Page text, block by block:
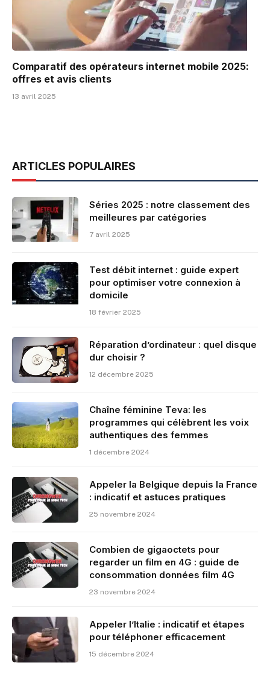
Comparatif des opérateurs internet mobile 2025:
offres et avis clients
13 avril 2025
ARTICLES POPULAIRES
Séries 2025 : notre classement des
meilleures par catégories
7 avril 2025
Test débit internet : guide expert
pour optimiser votre connexion à
domicile
18 février 2025
Réparation d’ordinateur : quel disque
dur choisir ?
12 décembre 2025
Chaîne féminine Teva: les
programmes qui célèbrent les voix
authentiques des femmes
1 décembre 2024
Appeler la Belgique depuis la France
: indicatif et astuces pratiques
25 novembre 2024
Combien de gigaoctets pour
regarder un film en 4G : guide de
consommation données film 4G
23 novembre 2024
Appeler l’Italie : indicatif et étapes
pour téléphoner efficacement
15 décembre 2024